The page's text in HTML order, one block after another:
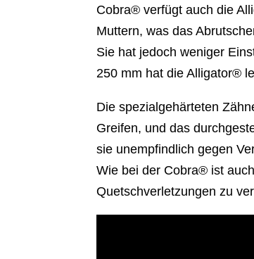
Cobra® verfügt auch die
Muttern, was das
Sie hat jedoch weniger
250 mm hat die Alligator®
Die spezialgehärteten
Greifen, und das
sie unempfindlich gegen
Wie bei der Cobra® ist
Quetschverletzungen zu